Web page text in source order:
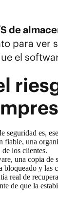
de
para ver
el
seguridad es,
fiable, una
los clientes.
una copia
y las
real de
de que la